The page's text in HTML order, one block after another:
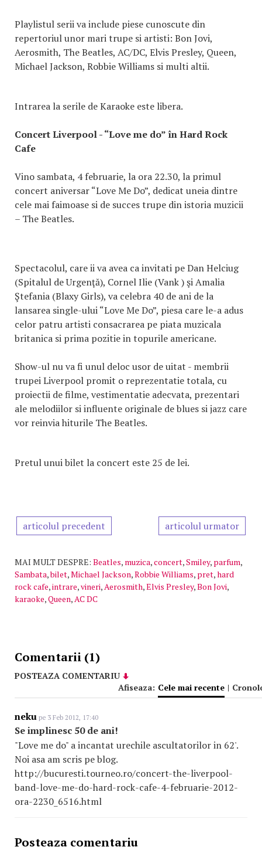
Playlistul serii va include piese cunoscute din
repertoriul unor mari trupe si artisti: Bon Jovi,
Aerosmith, The Beatles, AC/DC, Elvis Presley, Queen,
Michael Jackson, Robbie Williams si multi altii.
Intrarea la serile de Karaoke este libera.
Concert Liverpool - “Love me do” în Hard Rock
Cafe
Vino sambata, 4 februarie, la ora 22.30, la primul
concert aniversar “Love Me Do”, dedicat uneia dintre
cele mai faimoase si de succes trupe din istoria muzicii
– The Beatles.
Spectacolul, care ii va avea ca invitati pe Dan Helciug
(Spitalul de Urgenţă), Cornel Ilie (Vank ) şi Amalia
Ştefania (Blaxy Girls), va celebra 40 de ani de la
lansarea single-ului “Love Me Do”, piesa care le-a adus
celor patru artisti consacrarea pe piata muzicala
britanica si prima pozitie in topurile americane.
Show-ul nu va fi unul deloc usor de uitat - membrii
trupei Liverpool promit o reprezentatie totala, cu
proiectii de filme, vestimentatie adecvata, prezentari
ale melodiilor si influente originale de blues si jazz care
vor reinvia hiturile The Beatles.
Pretul unui bilet la concert este 25 de lei.
articolul precedent articolul urmator
MAI MULT DESPRE: Beatles, muzica,concert,Smiley, parfum,
Sambata,bilet,Michael Jackson,Robbie Williams, pret,hard
rock cafe,intrare,vineri, Aerosmith,Elvis Presley,Bon Jovi,
karaoke,Queen, AC DC
Comentarii (1)
POSTEAZA COMENTARIU
Afiseaza: Cele mai recente |
neku pe 3 Feb 2012, 17:40
Se implinesc 50 de ani!
"Love me do" a incantat urechile ascultatorilor in 62'.
Noi asa am scris pe blog.
http://bucuresti.tourneo.ro/concert-the-liverpool-
band-love-me-do-hard-rock-cafe-4-februarie-2012-
ora-2230_6516.html
Posteaza comentariu